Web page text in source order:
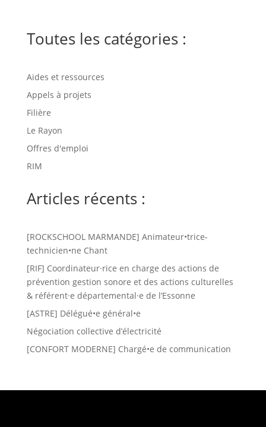
Toutes les catégories :
Aides et ressources
Appels à projets
Filière
Le Rayon
Offres d'emploi
RIM
Articles récents :
[ROCKSCHOOL MARMANDE] Animateur•trice-
technicien•ne Chant
[RIF] Coordinateur·rice en charge des actions de
prévention gestion sonore et des actions culturelles
& référent·e départemental·e de l’Essonne
[ASTRE] Délégué•e général•e
Négociation collective d’électricité
[CONFORT MODERNE] Chargé•e de communication